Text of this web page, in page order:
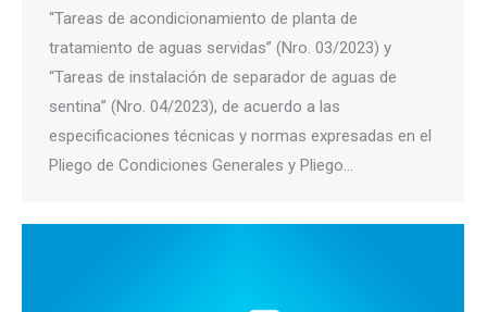
“Tareas de acondicionamiento de planta de
tratamiento de aguas servidas” (Nro. 03/2023) y
“Tareas de instalación de separador de aguas de
sentina” (Nro. 04/2023), de acuerdo a las
especificaciones técnicas y normas expresadas en el
Pliego de Condiciones Generales y Pliego…